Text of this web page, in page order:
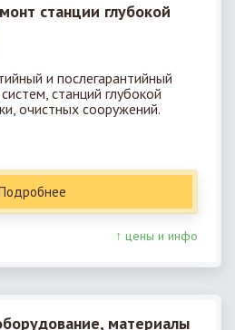
станции глубокой
и послегарантийный
станций глубокой
очистных сооружений.
↑ цены и инфо
материалы